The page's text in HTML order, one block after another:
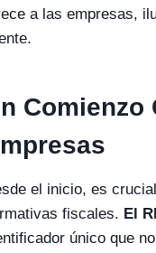
a las empresas,
el inicio, es
fiscales. El
único que